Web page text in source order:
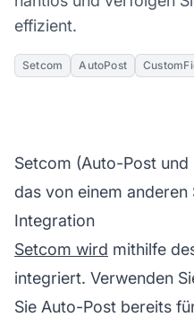
effizient.
Setcom AutoPost
Setcom (Auto-Post
das von einem
Integration
Setcom wird mithilfe
integriert. Verwenden
Sie Auto-Post bereits